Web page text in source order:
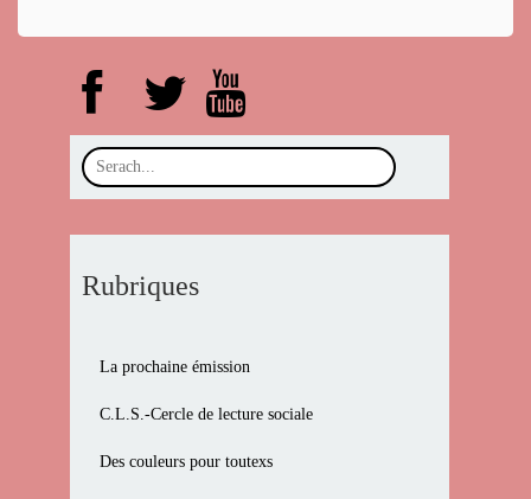
Rubriques
La prochaine émission
C.L.S.-Cercle de lecture sociale
Des couleurs pour toutexs